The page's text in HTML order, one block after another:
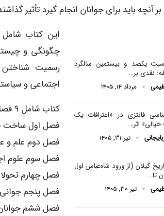
آنچه باید برای جوانان انجام گیرد تأثیر
یکصد و بیستمین سالگرد
نقدی بر…
مرداد ۱۴, ۱۴۰۵
فانتزی در «اعترافات یک
اثر…
تیر ۳۱, ۱۴۰۵
گیلان (از ورود شاه‌عباس اول
تا…
تیر ۳۰, ۱۴۰۵
چگونگی و
رسمیت
اجتماعی و
کتاب شامل ۹ فصل می¬باشد؛
فصل اول ساخت
فصل دوم علم و
فصل سوم علوم
فصل چهارم
فصل پنجم
فصل ششم جوانان